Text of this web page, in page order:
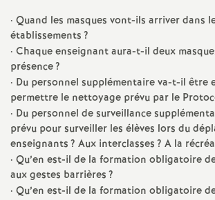
· Quand les masques vont-ils arriver dans
établissements?
· Chaque enseignant aura-t-il deux
présence?
· Du personnel supplémentaire va-t-il être
permettre le nettoyage prévu par le
· Du personnel de surveillance
prévu pour surveiller les élèves lors du
enseignants? Aux interclasses? A la
· Qu’en est-il de la formation obligatoire
aux gestes barrières?
· Qu’en est-il de la formation obligatoire